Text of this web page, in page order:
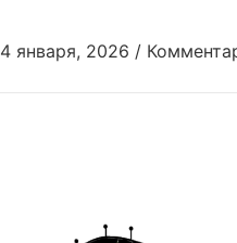
4 января, 2026 /